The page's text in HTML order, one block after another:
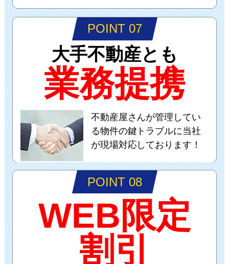
POINT 07
大手不動産とも
業務提携
不動産屋さんが管理してい
る物件の鍵トラブルに当社
が現場対応しております！
POINT 08
WEB限定
割引